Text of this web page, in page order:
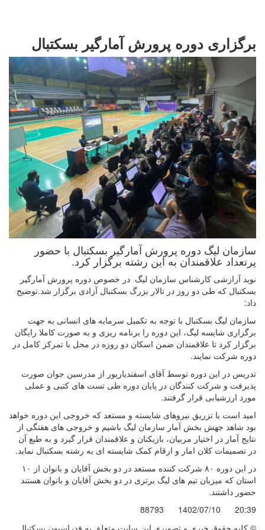
برگزاری دوره پرورش آمارگیر بسکتبال
سازمان لیگ دوره پرورش آمارگیر بسکتبال با حضور
پرتعداد علاقمندان به این رشته برگزار کرد.
نوید آرازشی کارشناس سازمان لیگ در خصوص دوره پرورش آمارگیر
بسکتبال که طی دو روز در تالار بزرگ بسکتبال آزادی برگزار شد.توضیح
داد:
سازمان لیگ بسکتبال با توجه به تکمیل سرمایه های انسانی به جهت
برگزاری شایسه لیگ، این دوره را برنامه ریزی و به صورت کاملا رایگان
برگزار کرد تا علاقمندان ضمن اسکان دو روزه در محل با تمرکز کامل در
دوره شرکت نمایند.
تدریس در این دوره توسط آقای اسفندیارپور از مدرسین جوان صورت
پذیرفت و شرکت کنندگان در پایان دوره طی تست های کتبی و عملی
مورد ارزشیابی قرار گرفتند.
امید است با تزریق نیروهای شایسته و مستعد که خروجی این دوره خواهد
بود شاهد جهش بخش آمار سازمان لیگ باشیم و خروجی های هفتگی از
نتایج آمار در اختیار مربیان، بازیکنان و علاقمندان قرار گیرد و به طبع آن
در تصمیمات کلان امار و ارقام کمک شایسته ای به رشته بسکتبال نماید.
در این دوره ۸۰ شرکت کننده مستعد در دو بخش آقایان و بانوان از ۱۰
استان که میزبان تیم های لیگ برتری در دو بخش آقایان و بانوان هستند
حضور داشتند.
20:39
1402/07/10
88793
© کليه حقوق خبری و تصويری اين سايت متعلق به فدراسیون بسکتبال